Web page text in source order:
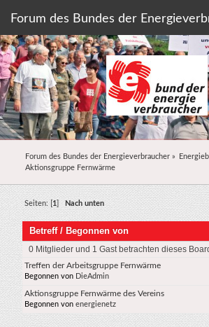
Forum des Bundes der
Forum des Bundes der Energieverbraucher»
Aktionsgruppe Fernwärme
Seiten: [ 1] Nach unten
Betreff/ Begonnen von
0 Mitglieder und 1 Gast betrachten dieses
Treffen der Arbeitsgruppe Fernwärme
Begonnen von DieAdmin
Aktionsgruppe Fernwärme des Vereins
Begonnen vonenergienetz